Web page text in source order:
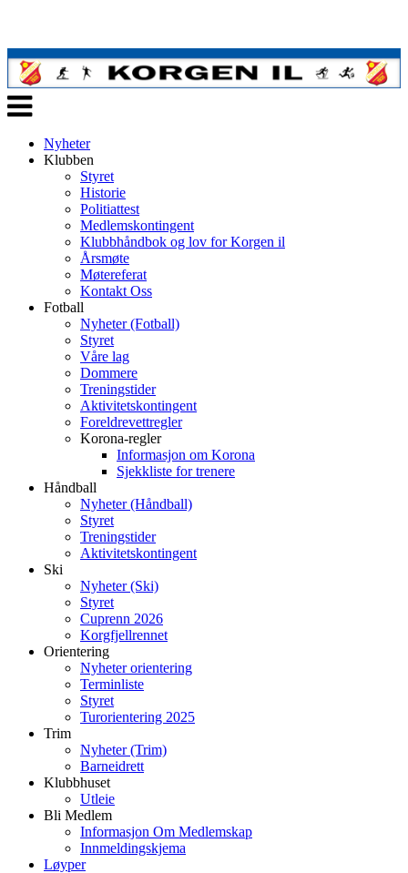
Veksle
navigasjon
Nyheter
Klubben
Styret
Historie
Politiattest
Medlemskontingent
Klubbhåndbok og lov for Korgen il
Årsmøte
Møtereferat
Kontakt Oss
Fotball
Nyheter (Fotball)
Styret
Våre lag
Dommere
Treningstider
Aktivitetskontingent
Foreldrevettregler
Korona-regler
Informasjon om Korona
Sjekkliste for trenere
Håndball
Nyheter (Håndball)
Styret
Treningstider
Aktivitetskontingent
Ski
Nyheter (Ski)
Styret
Cuprenn 2026
Korgfjellrennet
Orientering
Nyheter orientering
Terminliste
Styret
Turorientering 2025
Trim
Nyheter (Trim)
Barneidrett
Klubbhuset
Utleie
Bli Medlem
Informasjon Om Medlemskap
Innmeldingskjema
Løyper